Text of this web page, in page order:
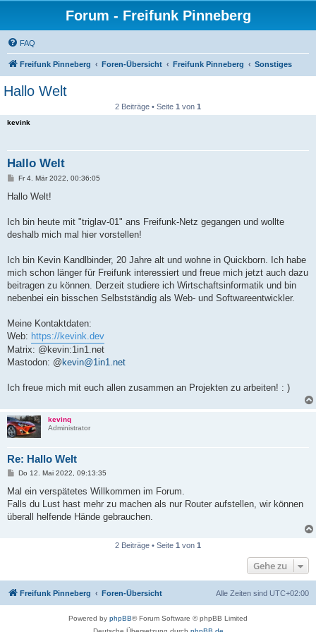
Forum - Freifunk Pinneberg
FAQ
Freifunk Pinneberg Foren-Übersicht Freifunk Pinneberg Sonstiges
Hallo Welt
2 Beiträge • Seite 1 von 1
kevink
Hallo Welt
B
i
a
Fr 4. Mär 2022, 00:36:05
Hallo Welt!
Ich bin heute mit "triglav-01" ans Freifunk-Netz gegangen und wollte
deshalb mich mal hier vorstellen!
Ich bin Kevin Kandlbinder, 20 Jahre alt und wohne in Quickborn. Ich habe
mich schon länger für Freifunk interessiert und freue mich jetzt auch dazu
beitragen zu können. Derzeit studiere ich Wirtschaftsinformatik und bin
nebenbei ein bisschen Selbstständig als Web- und Softwareentwickler.
Meine Kontaktdaten:
Web: https://kevink.dev
Matrix: @kevin:1in1.net
Mastodon: @ kevin@1in1.net
Ich freue mich mit euch allen zusammen an Projekten zu arbeiten! : )
kevinq
Administrator
Re: Hallo Welt
B
i
r
a
Do 12. Mai 2022, 09:13:35
Mal ein verspätetes Willkommen im Forum.
Falls du Lust hast mehr zu machen als nur Router aufstellen, wir können
überall helfende Hände gebrauchen.
2 Beiträge • Seite 1 von 1
Gehe zu
Freifunk Pinneberg Foren-Übersicht Alle Zeiten sind UTC+02:00
Powered by phpBB® Forum Software © phpBB Limited